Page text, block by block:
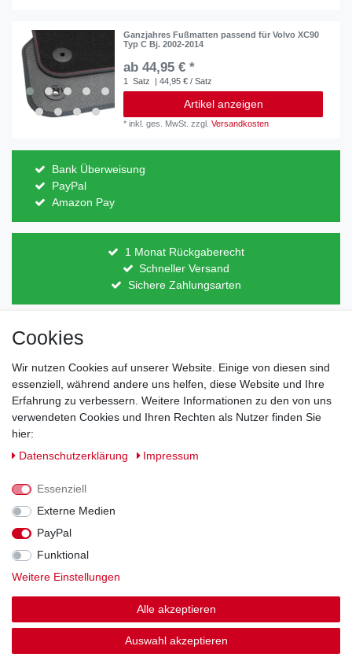
Ganzjahres Fußmatten passend für Volvo XC90
Typ C Bj. 2002-2014
ab 44,95 € *
1 Satz | 44,95 € / Satz
Artikel anzeigen
*inkl. ges. MwSt. zzgl.Versandkosten
Bank Überweisung
PayPal
Amazon Pay
1 Monat Rückgaberecht
Schneller Versand
Sichere Zahlungsarten
Direkt vom Hersteller
Lagerware
Barrierefreiheitserklärung
Cookies
Wir nutzen Cookies auf unserer Website. Einige von diesen sind
essenziell, während andere uns helfen, diese Website und Ihre
Erfahrung zu verbessern. Weitere Informationen zu den von uns
verwendeten Cookies und Ihren Rechten als Nutzer finden Sie
hier:
Daten­schutz­erklärung
Impressum
Essenziell
Externe Medien
PayPal
Funktional
Weitere Einstellungen
Alle akzeptieren
Auswahl akzeptieren